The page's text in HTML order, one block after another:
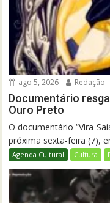
ago 5, 2026 Redação
Documentário
Ouro Preto
O documentário “Vira-
próxima sexta-feira (7),
Agenda Cultural Cultura